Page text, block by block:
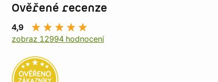
Ověřené recenze
4,9
zobraz 12994 hodnocení